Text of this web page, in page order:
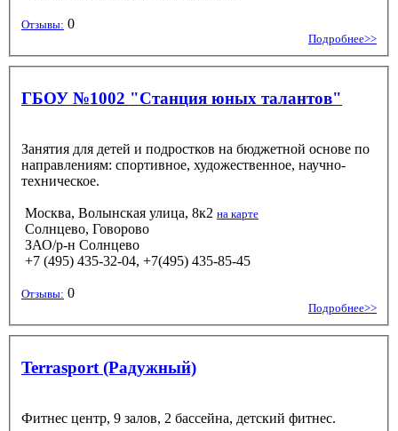
Отзывы: 0
Подробнее>>
ГБОУ №1002 "Станция юных талантов"
Занятия для детей и подростков на бюджетной основе по
направлениям: спортивное, художественное, научно-
техническое.
Москва, Волынская улица, 8к2 на карте
Солнцево, Говорово
ЗАО/р-н Солнцево
+7 (495) 435-32-04, +7(495) 435-85-45
Отзывы: 0
Подробнее>>
Terrasport (Радужный)
Фитнес центр, 9 залов, 2 бассейна, детский фитнес.